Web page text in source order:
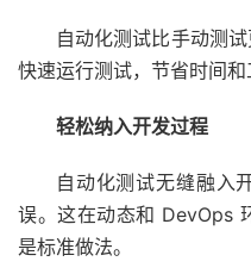
自动化测试比手动测
快速运行测试，节省时间和
轻松纳入开发过程
自动化测试无缝融入
误。这在动态和 DevOps
是标准做法。